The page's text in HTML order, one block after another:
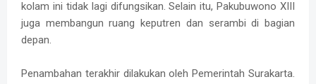
kolam ini tidak lagi difungsikan. Selain itu, Pakubuwono XIII
juga membangun ruang keputren dan serambi di bagian
depan.
Penambahan terakhir dilakukan oleh Pemerintah Surakarta.